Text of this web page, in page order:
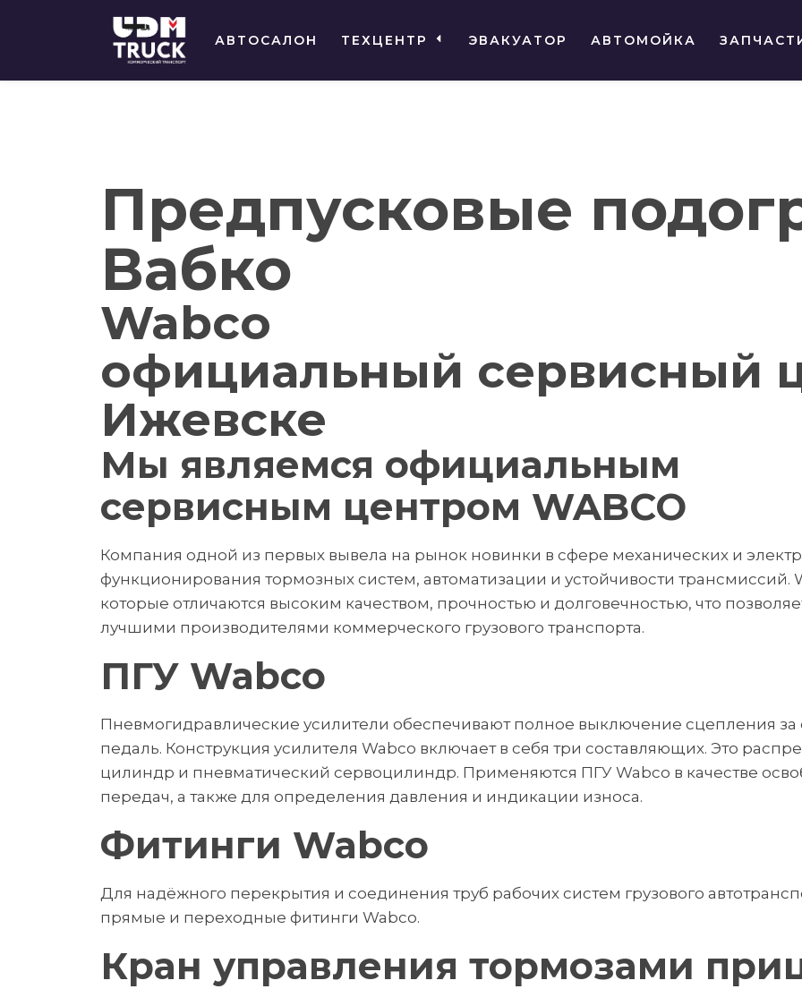
АВТОСАЛОН ТЕХЦЕНТР ЭВАКУАТОР АВТОМОЙКА
Предпусковые
Вабко
Wabco
официальный сервисный
Ижевске
Мы являемся официальным
сервисным центром WABCO
Компания одной из первых вывела на рынок новинки в сфере механических и
функционирования тормозных систем, автоматизации и устойчивости трансмиссий.
которые отличаются высоким качеством, прочностью и долговечностью, что
лучшими производителями коммерческого грузового транспорта.
ПГУ Wabco
Пневмогидравлические усилители обеспечивают полное выключение сцепления за
педаль. Конструкция усилителя Wabco включает в себя три составляющих. Это
цилиндр и пневматический сервоцилиндр. Применяются ПГУ Wabco в качестве
передач, а также для определения давления и индикации износа.
Фитинги Wabco
Для надёжного перекрытия и соединения труб рабочих систем грузового
прямые и переходные фитинги Wabco.
Кран управления тормозами